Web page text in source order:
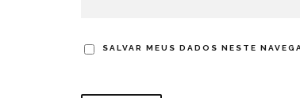
SALVAR MEUS DADOS NESTE